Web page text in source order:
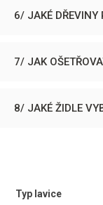
6/ JAKÉ DŘEVINY
7/ JAK
8/ JAKÉ ŽIDLE
Typ lavice